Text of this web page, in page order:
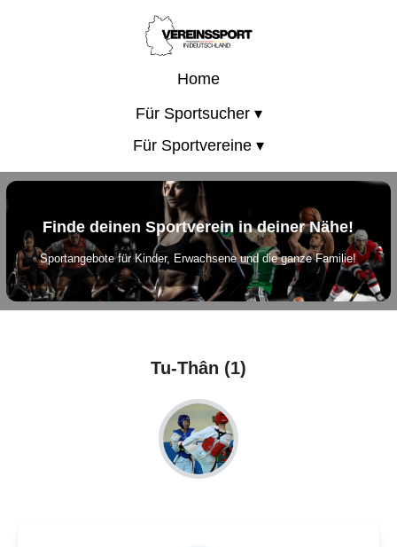
Home
Für Sportsucher ▾
Für Sportvereine ▾
Finde deinen Sportverein in deiner Nähe!
Sportangebote für Kinder, Erwachsene und die ganze Familie!
Tu‑Thân (1)